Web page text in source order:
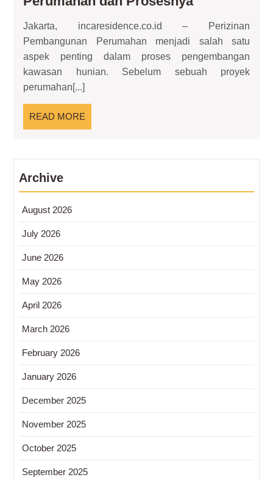
Perumahan
dan
Prosesnya
Jakarta, incaresidence.co.id – Perizinan
Pembangunan Perumahan menjadi salah satu
aspek penting dalam proses pengembangan
kawasan hunian. Sebelum sebuah proyek
perumahan[...]
READ MORE
MORE
Archive
August 2026
July 2026
June 2026
May 2026
April 2026
March 2026
February 2026
January 2026
December 2025
November 2025
October 2025
September 2025